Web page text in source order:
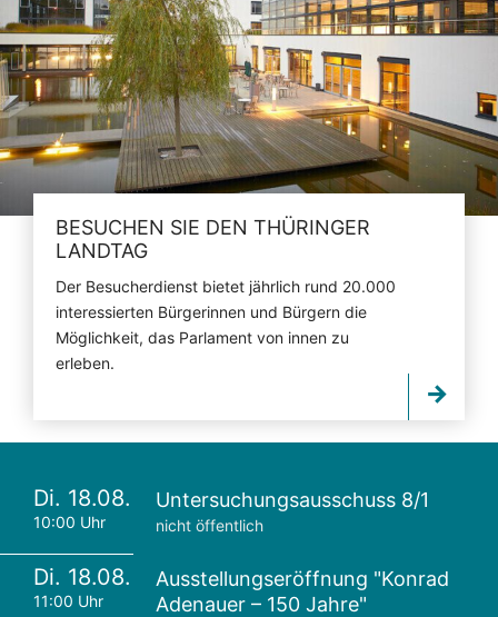
BESUCHEN SIE DEN THÜRINGER
LANDTAG
Der Besucherdienst bietet jährlich rund 20.000
interessierten Bürgerinnen und Bürgern die
Möglichkeit, das Parlament von innen zu
erleben.
Di. 18.08.
10:00 Uhr
Untersuchungsausschuss 8/1
nicht öffentlich
Di. 18.08.
11:00 Uhr
Ausstellungseröffnung "Konrad
Adenauer – 150 Jahre"